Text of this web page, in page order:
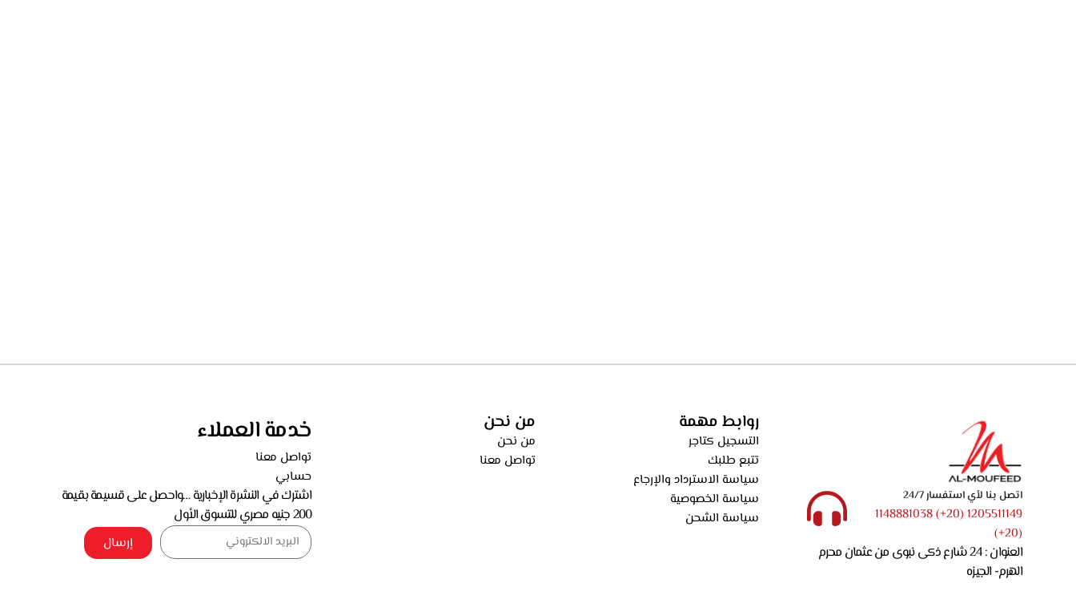
اتصل بنا لأي استفسار 24/7
1205511149 (20+) 1148881038
(20+)
العنوان : 24 شارع ذكى نبوى من عثمان محرم
الهرم- الجيزه
روابط مهمة
التسجيل كتاجر
تتبع طلبك
سياسة الاسترداد والإرجاع
سياسة الخصوصية
سياسة الشحن
من نحن
من نحن
تواصل معنا
خدمة العملاء
تواصل معنا
حسابي
اشترك في النشرة الإخبارية …واحصل على قسيمة بقيمة
200 جنيه مصري للتسوق الأول
إرسال